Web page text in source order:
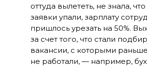
оттуда вылететь, не знала,
заявки упали, зарплату
пришлось урезать на 50%.
за счет того, что стали
вакансии, с которыми раньше
не работали, — например,